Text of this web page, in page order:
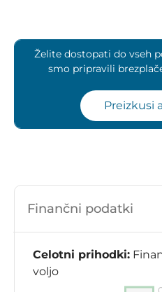
Želite dostopati do vseh
smo pripravili
Preizkusi
Finančni podatki
Celotni prihodki:
voljo